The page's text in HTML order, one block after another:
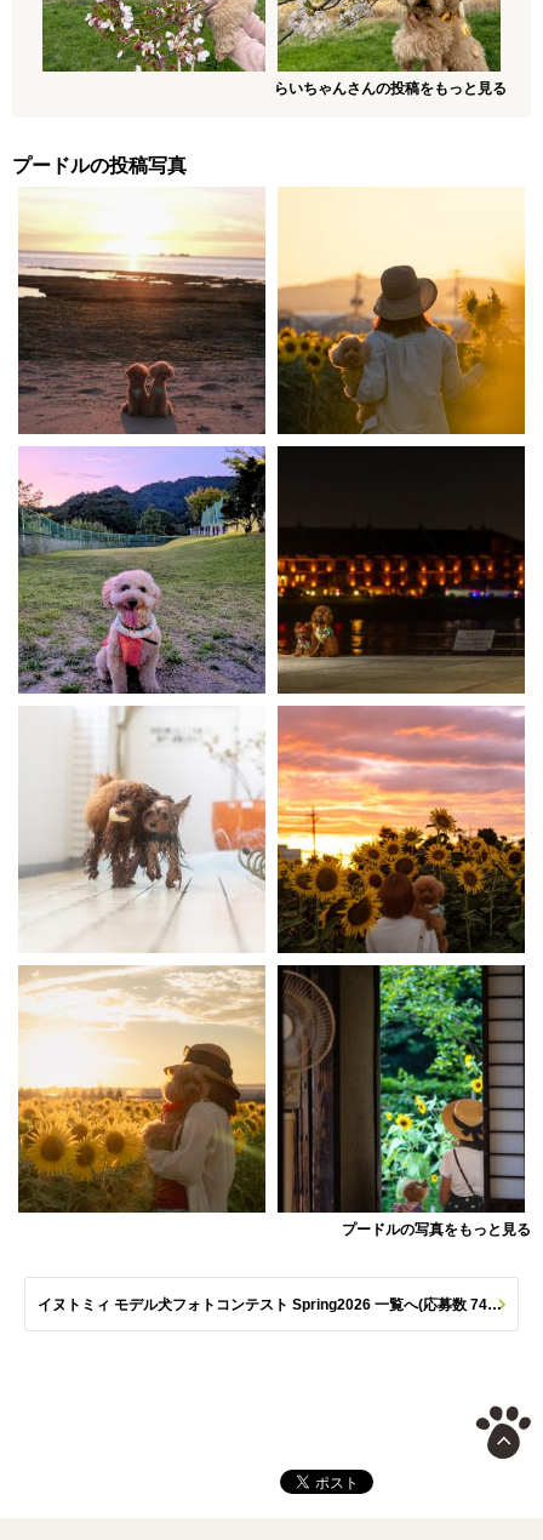
らいちゃんさんの投稿をもっと見る
プードルの投稿写真
プードルの写真をもっと見る
イヌトミィ モデル犬フォトコンテスト Spring2026 一覧へ(応募数 747枚)